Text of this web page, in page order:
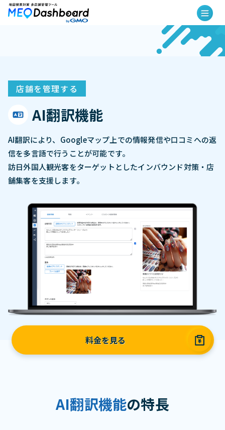
店舗を管理する
AI翻訳機能
AI翻訳により、Googleマップ上での情報発信や口コミへの返
信を多言語で行うことが可能です。
訪日外国人観光客をターゲットとしたインバウンド対策・店
舗集客を支援します。
料金を見る
AI翻訳機能の特長